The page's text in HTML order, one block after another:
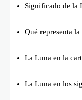
Significado de la
Qué representa
La Luna en la
La Luna en los